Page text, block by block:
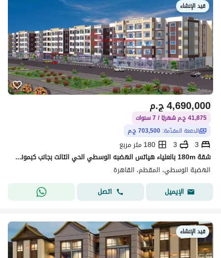
قيد الإنشاء
ج.م4,690,000
41,875 ج.م شهريًا / 7 سنوات
الدفعة المقدّمة: 703,500 ج.م
3
3
180 متر مربع
شقة 180m بالعلياء هياتس الهضبه الوسطي الحي التالت بجانب كبموند حيه و قريب من نادي Ezy Sport
الهضبة الوسطي، المقطم، القاهرة
الإيميل
اتصل
قيد الإنشاء